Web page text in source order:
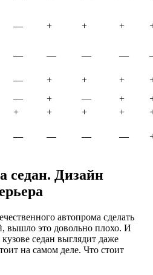
— + + +
— — — —
— + + +
— + — +
+ + + +
— — — —
седан. Дизайн
автопрома сделать
вышло это довольно плохо. И
седан выглядит даже
на самом деле. Что стоит